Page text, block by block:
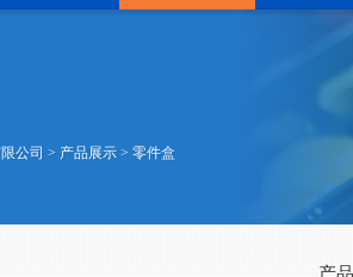
公司 > 产品展示 > 零件盒